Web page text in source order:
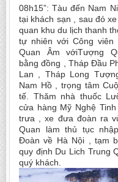
08h15”: Tàu đến Nam
tại khách sạn , sau đó
quan khu du lịch thanh
tự nhiên với Công viên
Quan Âm vớiT­­ượng
bằng đồng , Tháp Đầu
Lan , Tháp Long
Nam Hồ , trọng tâm
tế. Thăm nhà thuốc
cửa hàng Mỹ Nghệ
trưa , xe đưa đoàn ra
Quan làm thủ tục
Đoàn về Hà Nội , tạm
quy định Du Lich Trung
quý khách.